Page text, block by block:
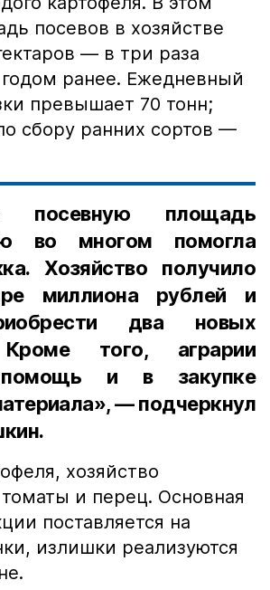
посевов в хозяйстве
— в три раза
ранее. Ежедневный
превышает 70 тонн;
сбору ранних сортов —
посевную площадь
во многом помогла
Хозяйство получило
миллиона рублей и
два новых
Кроме того, аграрии
помощь и в закупке
— подчеркнул
хозяйство
и перец. Основная
поставляется на
излишки реализуются